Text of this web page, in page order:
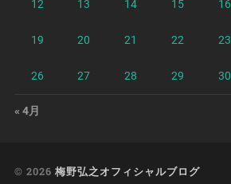
12 13 14 15 16
19 20 21 22 23
26 27 28 29 30
« 4月
© 2026 梅野弘之オフィシャルブログ